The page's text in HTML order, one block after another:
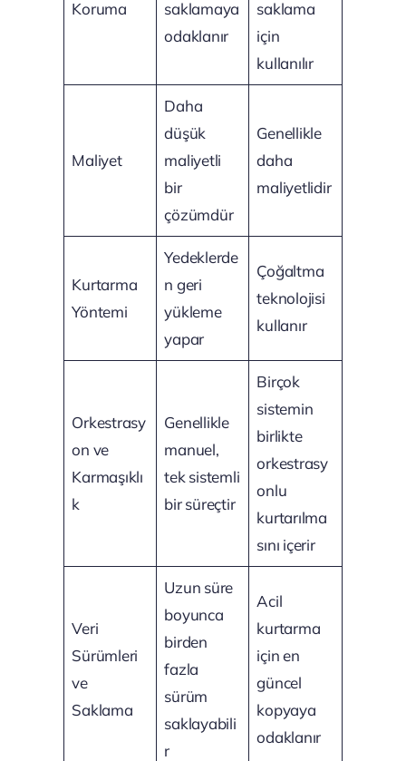
Koruma
saklamaya
odaklanır
saklama
için
kullanılır
Maliyet
Daha
düşük
maliyetli
bir
çözümdür
Genellikle
daha
maliyetlidir
Kurtarma
Yöntemi
Yedeklerde
n geri
yükleme
yapar
Çoğaltma
teknolojisi
kullanır
Orkestrasy
on ve
Karmaşıklı
k
Genellikle
manuel,
tek sistemli
bir süreçtir
Birçok
sistemin
birlikte
orkestrasy
onlu
kurtarılma
sını içerir
Veri
Sürümleri
ve
Saklama
Uzun süre
boyunca
birden
fazla
sürüm
saklayabili
r
Acil
kurtarma
için en
güncel
kopyaya
odaklanır